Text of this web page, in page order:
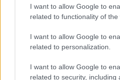
I want to allow Google to
related to functionality of the
I want to allow Google to
related to personalization.
I want to allow Google to
related to security, including
Με αυτή την τιμή, επίσης, οι
κλείνουν ραντεβού με τον
Spectre, με τον οποίο θα